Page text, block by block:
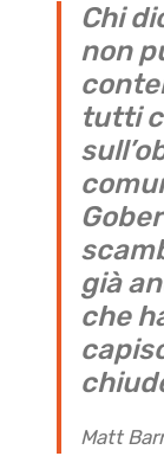
Chi
non
tutti
già
che
Matt